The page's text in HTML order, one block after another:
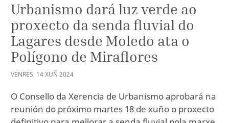
Urbanismo dará luz verde ao
proxecto da senda fluvial do
Lagares desde Moledo ata o
Polígono de Miraflores
VENRES, 14XUÑ 2024
O Consello da Xerencia de Urbanismo aprobará na
reunión do próximo martes 18 de xuño o proxecto